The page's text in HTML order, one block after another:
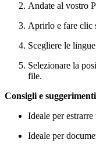
Andate al vostro
Aprirlo e fare clic
Scegliere le
Selezionare la
file.
Consigli e
Ideale per
Ideale per